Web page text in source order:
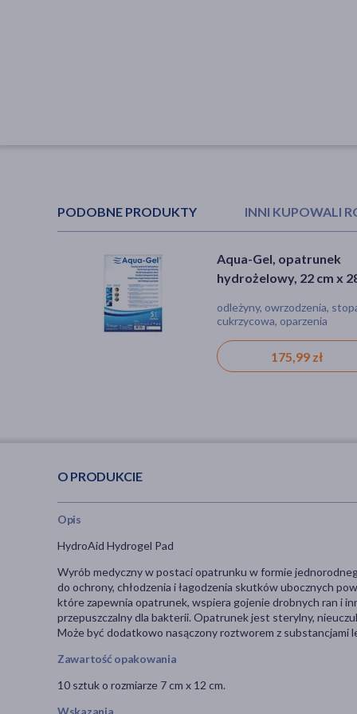
PODOBNE PRODUKTY INNI KUPOWALI
Aqua-Gel, opatrunek
hydrożelowy, 22 cm x
odleżyny, owrzodzenia,
cukrzycowa, oparzenia
175,99 zł
DOZ Product Immunity
Shot Complex, płyn,
płyn, niedobór minerałów,
niedobór witamin, obniżona
4,99 zł
O PRODUKCIE
Opis
HydroAid Hydrogel Pad
Wyrób medyczny w postaci opatrunku w formie
do ochrony, chłodzenia i łagodzenia skutków ubocznych
które zapewnia opatrunek, wspiera gojenie drobnych ran i
przepuszczalny dla bakterii. Opatrunek jest sterylny,
Może być dodatkowo nasączony roztworem z substancjami
Zawartość opakowania
10 sztuk o rozmiarze 7 cm x 12 cm.